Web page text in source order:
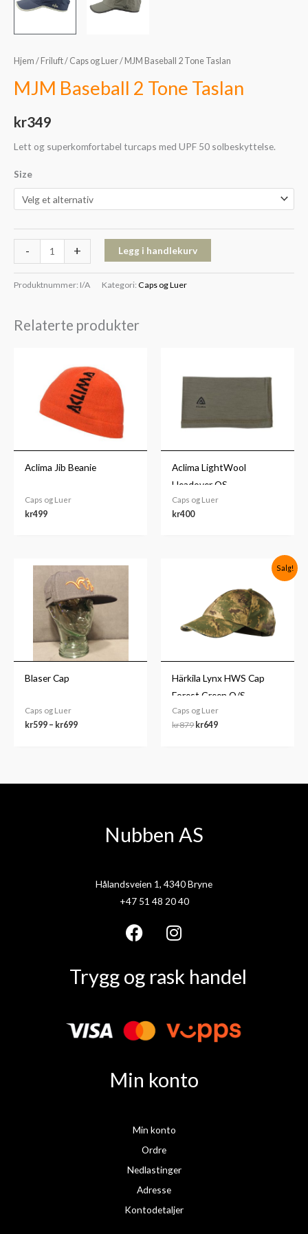
Hjem / Friluft/ Caps og Luer/ MJM Baseball 2 Tone Taslan
MJM Baseball 2 Tone Taslan
kr349
Lett og superkomfortabel turcaps med UPF 50 solbeskyttelse.
Size
- + Legg i handlekurv
Produktnummer: I/A Kategori: Caps og Luer
Relaterte produkter
Aclima Jib Beanie
Caps og Luer
kr499
Aclima LightWool
Headover OS
Caps og Luer
kr400
Blaser Cap
Caps og Luer
kr599 – kr699
Prisområde:
kr599
til
kr699
Salg!
Härkila Lynx HWS Cap
Forest Green O/S
Caps og Luer
kr879
kr879.
kr649
kr649.
Nubben AS
Hålandsveien 1, 4340 Bryne
+47 51 48 20 40
F
c
b
o
I
n
s
g
m
Trygg og rask handel
Min konto
Min konto
Ordre
Nedlastinger
Adresse
Kontodetaljer